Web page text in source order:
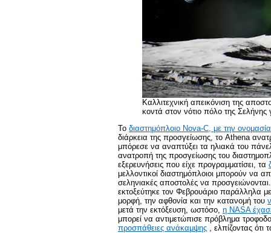
Καλλιτεχνική απεικόνιση της
κοντά στον νότιο πόλο της
Το διαστημόπλοιο Nova-C, με την
διάρκεια της προσγείωσης, το Athena
μπόρεσε να αναπτύξει τα ηλιακά του
ανατροπή της προσγείωσης του
εξερευνήσεις που είχε προγραμματίσει, τα
μελλοντικοί διαστημόπλοιοι μπορούν να
σεληνιακές αποστολές να
εκτοξεύτηκε τον Φεβρουάριο παράλληλα
μορφή, την αφθονία και την κατανομή του
μετά την εκτόξευση, ωστόσο, η NASA
μπορεί να αντιμετώπισε πρόβλημα
προσπάθειες ανάκαμψης , ελπίζοντας